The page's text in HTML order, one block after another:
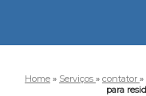
Home » Serviços » contator »
para